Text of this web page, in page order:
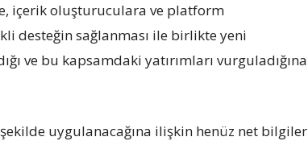
içerik oluşturuculara ve platform
desteğin sağlanması ile birlikte yeni
ve bu kapsamdaki yatırımları vurguladığına
uygulanacağına ilişkin henüz net bilgiler